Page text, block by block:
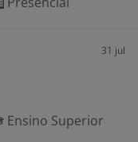
31 jul
Ensino Superior